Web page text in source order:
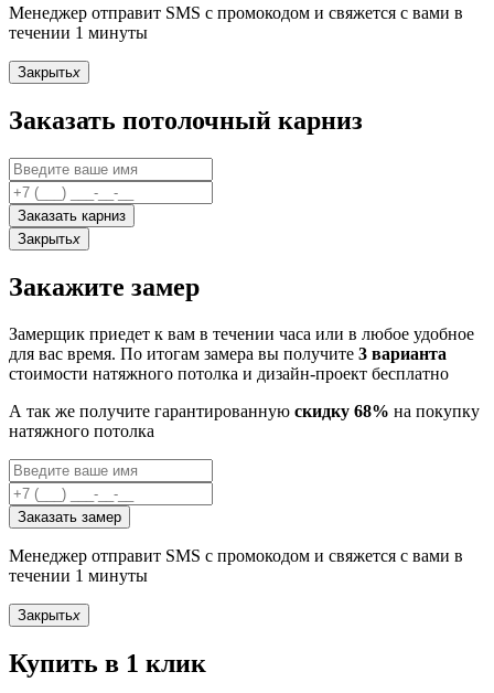
Менеджер отправит SMS с промокодом и свяжется с вами в
течении 1 минуты
Закрытьx
Заказать потолочный карниз
Заказать карниз
Закрытьx
Закажите замер
Замерщик приедет к вам в течении часа или в любое удобное
для вас время. По итогам замера вы получите 3 варианта
стоимости натяжного потолка и дизайн-проект бесплатно
А так же получите гарантированную скидку 68% на покупку
натяжного потолка
Заказать замер
Менеджер отправит SMS с промокодом и свяжется с вами в
течении 1 минуты
Закрытьx
Купить в 1 клик